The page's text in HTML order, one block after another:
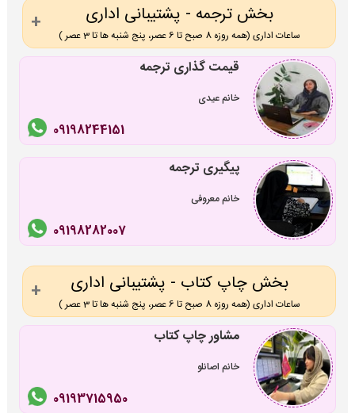
بخش ترجمه - پشتیبانی اداری
ساعات اداری (همه روزه 8 صبح تا 6 عصر، پنج شنبه ها تا 3 عصر )
قیمت گذاری ترجمه
خانم عیدی
09198244151
پیگیری ترجمه
خانم معروفی
09198282007
بخش چاپ کتاب - پشتیبانی اداری
ساعات اداری (همه روزه 8 صبح تا 6 عصر، پنج شنبه ها تا 3 عصر )
مشاور چاپ کتاب
خانم اصانلو
09193715950